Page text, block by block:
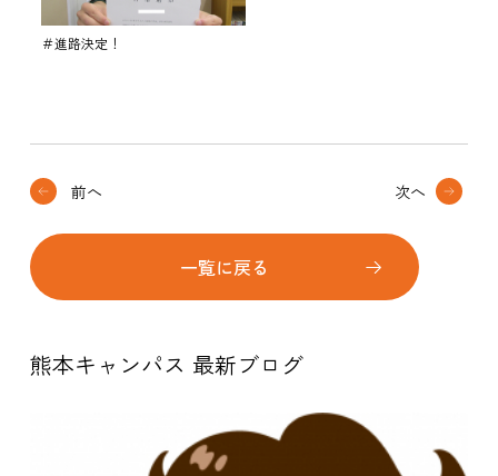
＃進路決定！
前へ
一覧に戻る
次へ
熊本キャンパス 最新ブログ